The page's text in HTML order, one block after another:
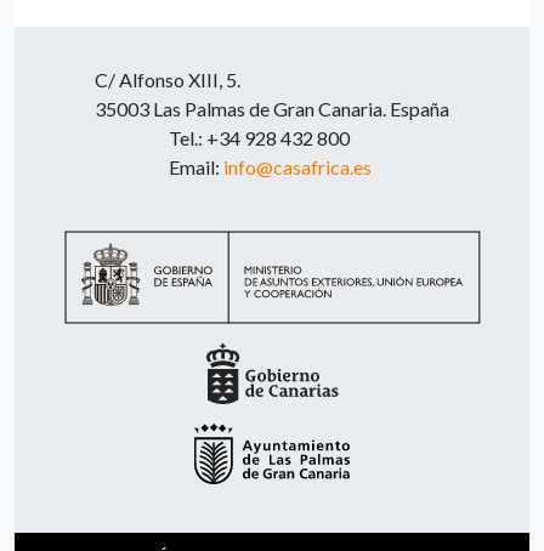
C/ Alfonso XIII, 5.
35003 Las Palmas de Gran Canaria. España
Tel.: +34 928 432 800
Email: info@casafrica.es